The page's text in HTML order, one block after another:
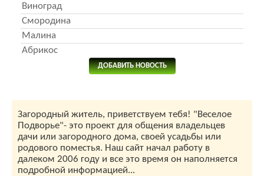
Виноград
Смородина
Малина
Абрикос
ДОБАВИТЬ НОВОСТЬ
Загородный житель, приветствуем тебя! "Веселое
Подворье"- это проект для общения владельцев
дачи или загородного дома, своей усадьбы или
родового поместья. Наш сайт начал работу в
далеком 2006 году и все это время он наполняется
подробной информацией...